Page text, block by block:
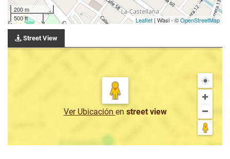
200 m
500 ft
Leaflet | Wasi - ©OpenStreetMap
Street View
Ver Ubicación en street view